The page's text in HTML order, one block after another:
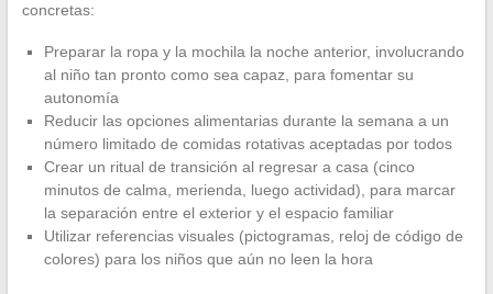
concretas:
Preparar la ropa y la mochila la noche anterior, involucrando
al niño tan pronto como sea capaz, para fomentar su
autonomía
Reducir las opciones alimentarias durante la semana a un
número limitado de comidas rotativas aceptadas por todos
Crear un ritual de transición al regresar a casa (cinco
minutos de calma, merienda, luego actividad), para marcar
la separación entre el exterior y el espacio familiar
Utilizar referencias visuales (pictogramas, reloj de código de
colores) para los niños que aún no leen la hora